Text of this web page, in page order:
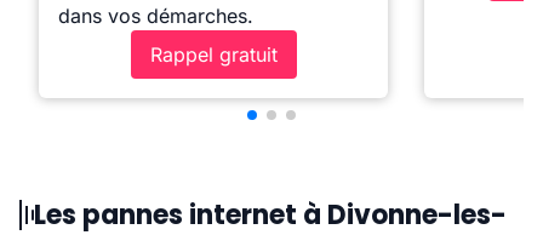
dans vos démarches.
Rappel gratuit
Les pannes internet à Divonne-les-